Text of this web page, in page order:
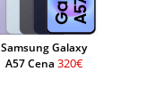
Samsung Galaxy
A57 Cena 320€